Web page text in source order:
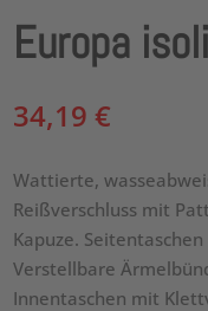
Europa
34,19€
Wattierte,
Reißverschluss mit
Kapuze.
Verstellbare
Innentaschen mit